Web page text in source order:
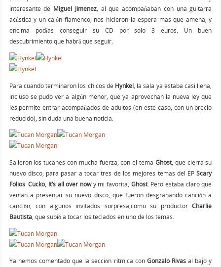
interesante de Miguel Jimenez, al que acompañaban con una guitarra
acústica y un cajón flamenco, nos hicieron la espera mas que amena, y
encima podías conseguir su CD por solo 3 euros. Un buen
descubrimiento que habrá que seguir.
Para cuando terminaron los chicos de Hynkel , la sala ya estaba casi llena,
incluso se pudo ver a algún menor, que ya aprovechan la nueva ley que
les permite entrar acompañados de adultos (en este caso, con un precio
reducido), sin duda una buena noticia.
Salieron los tucanes con mucha fuerza, con el tema Ghost, que cierra su
nuevo disco, para pasar a tocar tres de los mejores temas del EPScary
Folios:Cucko It’s all over nowy mi favorita, Ghost. Pero estaba claro que
venían a presentar su nuevo disco, que fueron desgranando canción a
canción, con algunos invitados sorpresa,como su productorCharlie
Bautista, que subió a tocar los teclados en uno de los temas.
Ya hemos comentado que la sección rítmica con Gonzalo Rivasal bajo y